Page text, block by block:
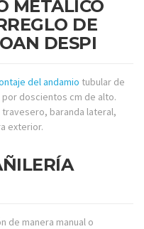
METÁLICO
DE
DESPI
del andamio tubular de
doscientos cm de alto.
baranda lateral,
exterior.
de manera manual o